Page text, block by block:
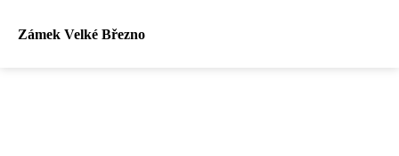
Zámek Velké Březno